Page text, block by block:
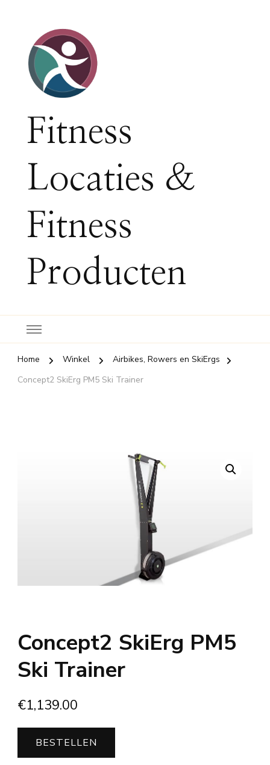
Fitness
Locaties &
Fitness
Producten
Home Winkel
Airbikes, Rowers en SkiErgs
Concept2 SkiErg PM5 Ski Trainer
Concept2 SkiErg PM5
Ski Trainer
€1,139.00
BESTELLEN